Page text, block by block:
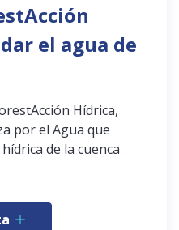
el agua de
Hídrica,
por el Agua que
de la cuenca